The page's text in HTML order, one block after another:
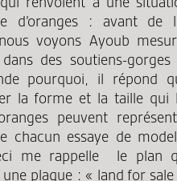
d’oranges : avant de
voyons Ayoub
des soutiens-gorges
pourquoi, il répond
la forme et la taille qui
peuvent
chacun essaye de
me rappelle le plan
plaque : « land for